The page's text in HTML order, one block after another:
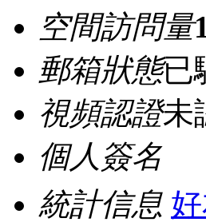
空間訪問量
郵箱狀態已
視頻認證未
個人簽名
統計信息